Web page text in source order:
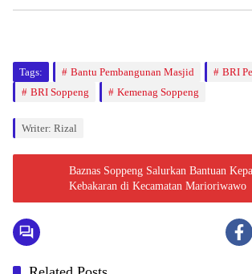
Tags: Bantu Pembangunan Masjid
BRI
BRI Soppeng
Kemenag Soppeng
Writer: Rizal
Baznas Soppeng Salurkan Bantuan
Kebakaran di Kecamatan Marioriwawo